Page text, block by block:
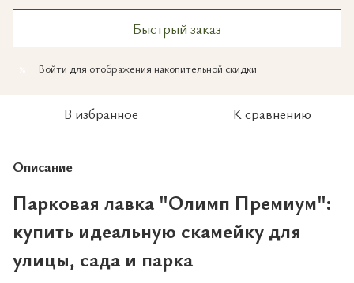
Быстрый заказ
Войти для отображения накопительной скидки
В избранное К сравнению
Описание
Парковая лавка "Олимп Премиум":
купить идеальную скамейку для
улицы, сада и парка